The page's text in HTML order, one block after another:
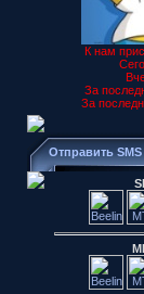
К нам
За
За
Отправить SMS